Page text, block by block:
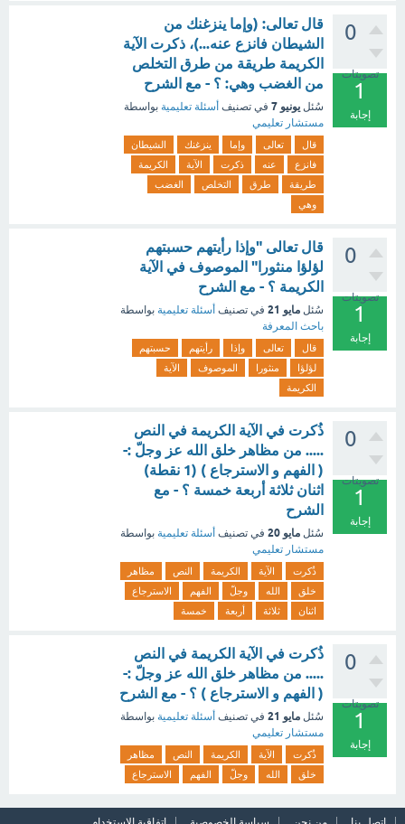
0
تصويتات
1
إجابة
قال تعالى: (وإما ينزغنك من
الشيطان فانزع عنه...)، ذكرت الآية
الكريمة طريقة من طرق التخلص
من الغضب وهي: ؟ - مع الشرح
سُئل يونيو 7 في تصنيف أسئلة تعليمية بواسطة
مستشار تعليمي
قال تعالى وإما ينزغنك
الشيطان
فانزع
عنه ذكرت الآية
الكريمة
طريقة
طرق التخلص
الغضب
وهي
0
تصويتات
1
إجابة
قال تعالى "وإذا رأيتهم حسبتهم
لؤلؤا منثورا" الموصوف في الآية
الكريمة ؟ - مع الشرح
سُئل مايو 21 في تصنيف أسئلة تعليمية بواسطة
باحث المعرفة
قال تعالى وإذا رأيتهم
حسبتهم
لؤلؤا
منثورا الموصوف
الآية
الكريمة
0
تصويتات
1
إجابة
ذُكرت في الآية الكريمة في النص
..... من مظاهر خلق الله عز وجلّ :-
( الفهم و الاسترجاع ) (1 نقطة)
اثنان ثلاثة أربعة خمسة ؟ - مع
الشرح
سُئل مايو 20 في تصنيف أسئلة تعليمية بواسطة
مستشار تعليمي
ذُكرت الآية الكريمة النص
مظاهر
خلق
الله وجلّ الفهم
الاسترجاع
اثنان
ثلاثة أربعة خمسة
0
تصويتات
1
إجابة
ذُكرت في الآية الكريمة في النص
..... من مظاهر خلق الله عز وجلّ :-
( الفهم و الاسترجاع ) ؟ - مع الشرح
سُئل مايو 21 في تصنيف أسئلة تعليمية بواسطة
مستشار تعليمي
ذُكرت الآية الكريمة النص
مظاهر
خلق
الله وجلّ الفهم الاسترجاع